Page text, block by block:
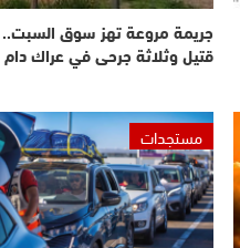
جريمة مروعة تهز سوق السبت..
قتيل وثلاثة جرحى في عراك دام
مستجدات